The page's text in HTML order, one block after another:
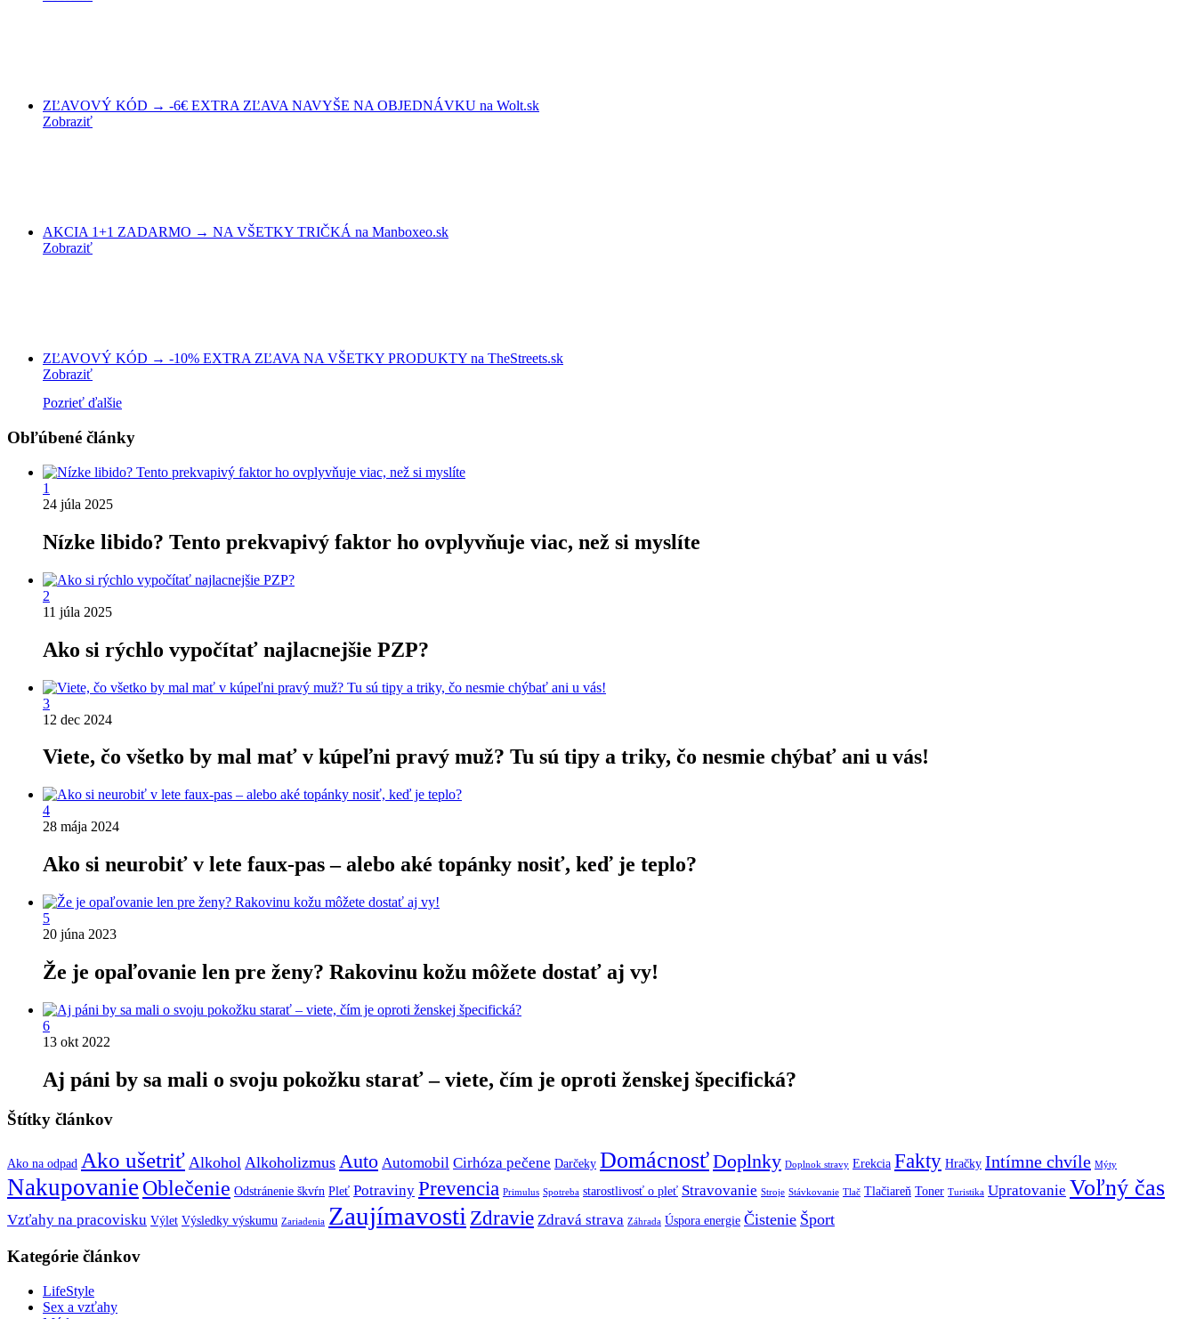
ZĽAVOVÝ KÓD → -6€ EXTRA ZĽAVA NAVYŠE NA OBJEDNÁVKU na Wolt.sk
Zobraziť
AKCIA 1+1 ZADARMO → NA VŠETKY TRIČKÁ na Manboxeo.sk
Zobraziť
ZĽAVOVÝ KÓD → -10% EXTRA ZĽAVA NA VŠETKY PRODUKTY na TheStreets.sk
Zobraziť
Pozrieť ďalšie
Obľúbené články
1
24 júla 2025
Nízke libido? Tento prekvapivý faktor ho ovplyvňuje viac, než si myslíte
2
11 júla 2025
Ako si rýchlo vypočítať najlacnejšie PZP?
3
12 dec 2024
Viete, čo všetko by mal mať v kúpeľni pravý muž? Tu sú tipy a triky, čo nesmie chýbať ani u vás!
4
28 mája 2024
Ako si neurobiť v lete faux-pas – alebo aké topánky nosiť, keď je teplo?
5
20 júna 2023
Že je opaľovanie len pre ženy? Rakovinu kožu môžete dostať aj vy!
6
13 okt 2022
Aj páni by sa mali o svoju pokožku starať – viete, čím je oproti ženskej špecifická?
Štítky článkov
Ako na odpad Ako ušetriť Alkohol Alkoholizmus Auto Automobil Cirhóza pečene Darčeky DomácnosťDoplnky Doplnok stravy Erekcia Fakty Hračky Intímne chvíle Mýty
Nakupovanie Oblečenie Odstránenie škvŕn Pleť Potraviny Prevencia Primulus Spotreba starostlivosť o pleť Stravovanie Stroje Stávkovanie Tlač Tlačiareň Toner Turistika Upratovanie Voľný čas
Vzťahy na pracovisku Výlet Výsledky výskumu Zariadenia Zaujímavosti Zdravie Zdravá strava Záhrada Úspora energie Čistenie Šport
Kategórie článkov
LifeStyle
Sex a vzťahy